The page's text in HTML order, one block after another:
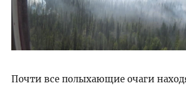
Почти все полыхающие очаги